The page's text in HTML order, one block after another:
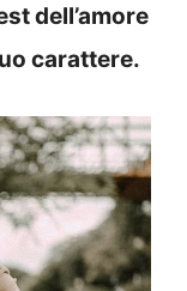
dell’amore
carattere.